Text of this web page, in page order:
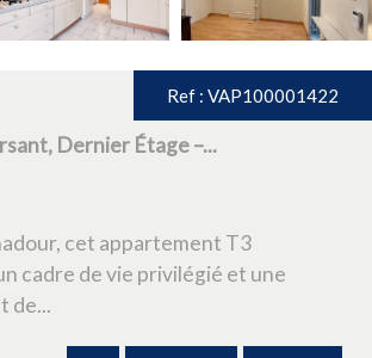
Ref : VAP100001422
Dernier Étage –...
cet appartement T3
cadre de vie privilégié et une
de...